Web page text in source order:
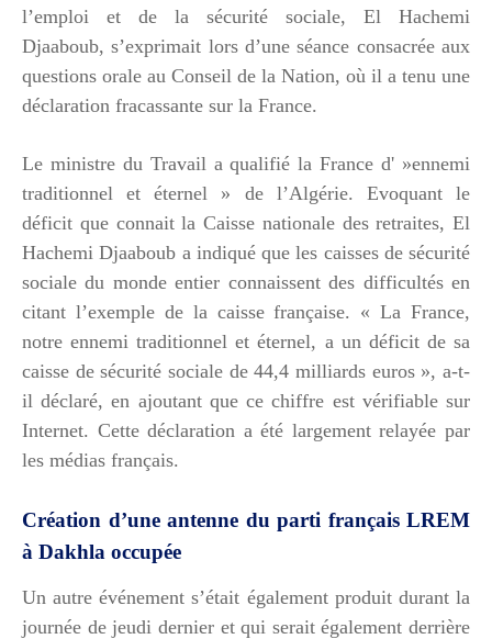
l’emploi et de la sécurité sociale, El Hachemi
Djaaboub, s’exprimait lors d’une séance consacrée aux
questions orale au Conseil de la Nation, où il a tenu une
déclaration fracassante sur la France.
Le ministre du Travail a qualifié la France d' »ennemi
traditionnel et éternel » de l’Algérie. Evoquant le
déficit que connait la Caisse nationale des retraites, El
Hachemi Djaaboub a indiqué que les caisses de sécurité
sociale du monde entier connaissent des difficultés en
citant l’exemple de la caisse française. « La France,
notre ennemi traditionnel et éternel, a un déficit de sa
caisse de sécurité sociale de 44,4 milliards euros », a-t-
il déclaré, en ajoutant que ce chiffre est vérifiable sur
Internet. Cette déclaration a été largement relayée par
les médias français.
Création d’une antenne du parti français LREM
à Dakhla occupée
Un autre événement s’était également produit durant la
journée de jeudi dernier et qui serait également derrière